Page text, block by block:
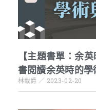
【主題書單：余
書閱讀余英時的學
林載爵 2023-02-20